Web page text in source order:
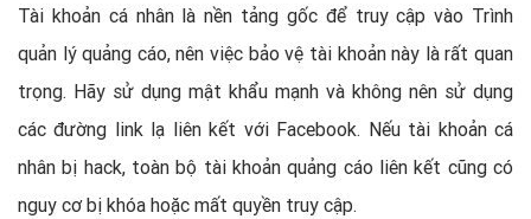
Tài khoản cá nhân là nền tảng gốc để truy cập vào Trình
quản lý quảng cáo, nên việc bảo vệ tài khoản này là rất quan
trọng. Hãy sử dụng mật khẩu mạnh và không nên sử dụng
các đường link lạ liên kết với Facebook. Nếu tài khoản cá
nhân bị hack, toàn bộ tài khoản quảng cáo liên kết cũng có
nguy cơ bị khóa hoặc mất quyền truy cập.